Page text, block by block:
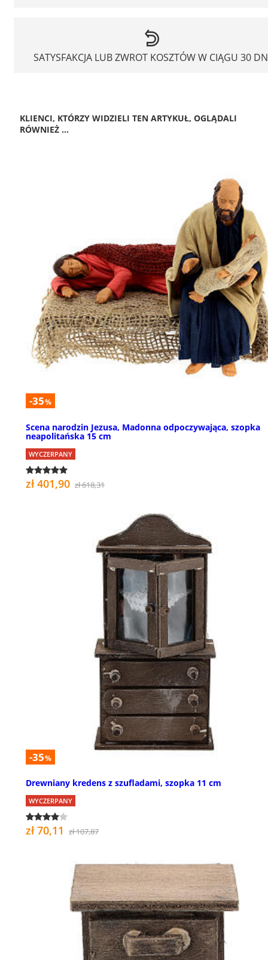
SATYSFAKCJA LUB ZWROT KOSZTÓW W CIĄGU 30
KLIENCI, KTÓRZY WIDZIELI TEN ARTYKUŁ, OGLĄDALI
RÓWNIEŻ ...
-35%
Scena narodzin Jezusa, Madonna odpoczywająca, szopka
neapolitańska 15 cm
WYCZERPANY
zł 401,90 zł 618,31
-35%
Drewniany kredens z szufladami, szopka 11 cm
WYCZERPANY
zł 70,11 zł 107,87